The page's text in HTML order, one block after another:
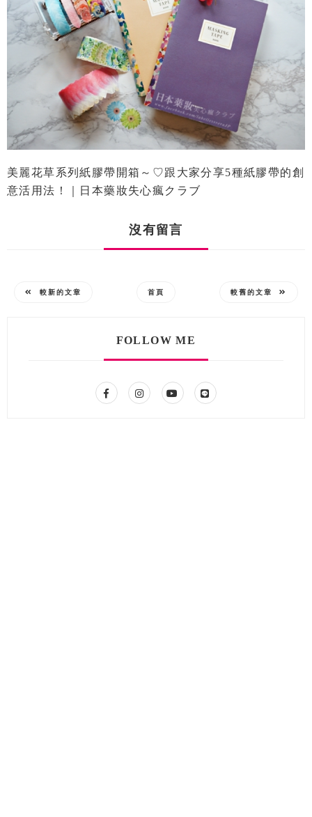
美麗花草系列紙膠帶開箱～♡跟大家分享5種紙膠帶的創
意活用法！｜日本藥妝失心瘋クラブ
沒有留言
較新的文章 首頁 較舊的文章
FOLLOW ME